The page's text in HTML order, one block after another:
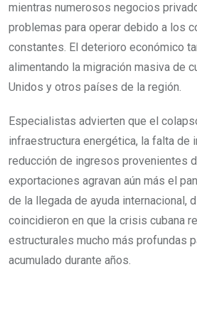
mientras numerosos negocios
problemas para operar debido a los
constantes. El deterioro económico
alimentando la migración masiva de
Unidos y otros países de la región.
Especialistas advierten que el
infraestructura energética, la falta de
reducción de ingresos provenientes
exportaciones agravan aún más el
de la llegada de ayuda internacional,
coincidieron en que la crisis cubana
estructurales mucho más profundas
acumulado durante años.